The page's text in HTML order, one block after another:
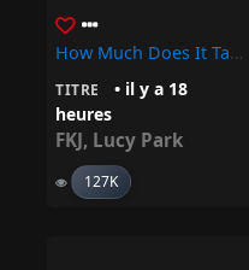
How Much Does It Take To Shift It All – FKJ, Lucy Park
TITRE
• il y a 18
heures
FKJ, Lucy Park
127K